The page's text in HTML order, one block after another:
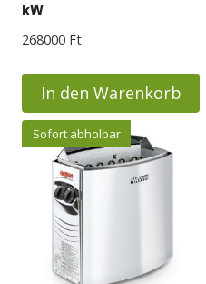
kW
268000 Ft
In den Warenkorb
Sofort abholbar